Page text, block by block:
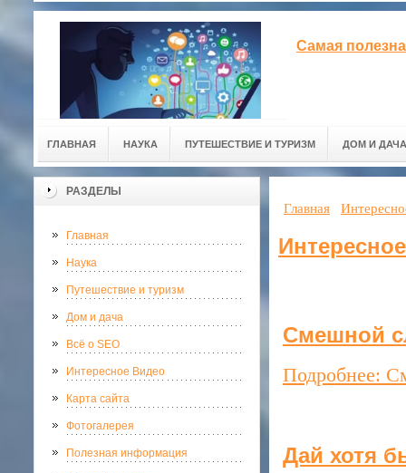
Самая
ГЛАВНАЯ НАУКА ПУТЕШЕСТВИЕ И ТУРИЗМ ДОМ И ДАЧА
РАЗДЕЛЫ
Главная
Наука
Путешествие и туризм
Дом и дача
Всё о SEO
Интересное Видео
Карта сайта
Фотогалерея
Полезная информация
Главная
Смешной
Подробнее:
Дай хотя